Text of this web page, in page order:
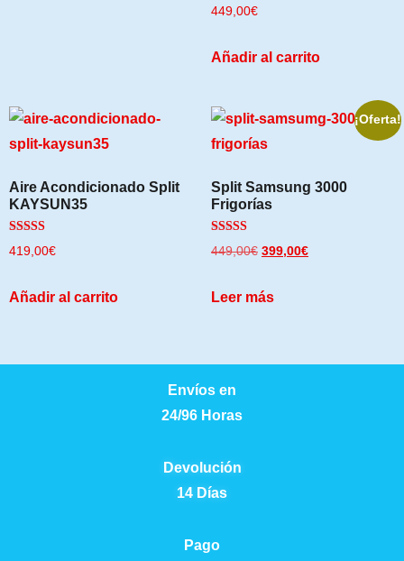
449,00€
Añadir al carrito
Aire Acondicionado Split
KAYSUN35
Valorado
con
419,00€
Añadir al carrito
¡Oferta!
Split Samsung 3000
Frigorías
Valorado
con
449,00€ 399,00€
Leer más
Envíos en
24/96 Horas
Devolución
14 Días
Pago